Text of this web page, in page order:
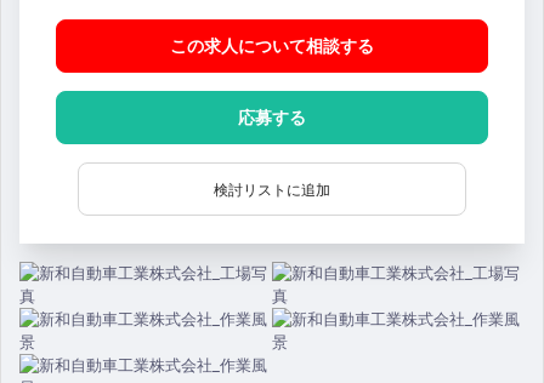
この求人について相談する
応募する
検討リストに追加